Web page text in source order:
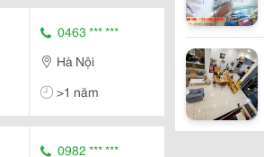
0463 *** ***
Hà Nội
>1 năm
0982 *** ***